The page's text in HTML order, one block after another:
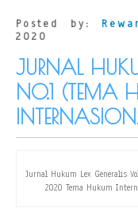
Posted by:
2020
JURNAL
NO.1 (TEMA
Jurnal Hukum Lex Generalis
2020 Tema Hukum